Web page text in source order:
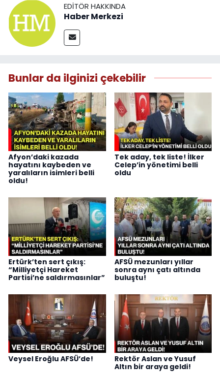
EDITÖR HAKKINDA
Haber Merkezi
Bunlar da ilginizi çekebilir
Afyon’daki kazada
hayatını kaybeden ve
yaralıların isimleri belli
oldu!
Tek aday, tek liste! İlker
Celep’in yönetimi belli
oldu
Ertürk’ten sert çıkış:
“Milliyetçi Hareket
Partisi’ne saldırmasınlar”
AFSÜ mezunları yıllar
sonra aynı çatı altında
buluştu!
Veysel Eroğlu AFSÜ’de!
Rektör Aslan ve Yusuf
Altın bir araya geldi!